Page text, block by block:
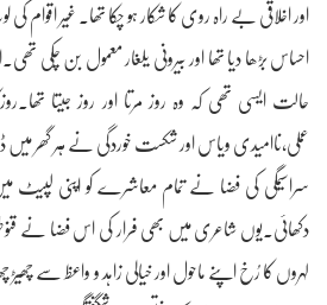
اور اخلاقی بے راہ روی کا شکار ہو چکا تھا۔ غیر اقوام
احساس بڑھا دیا تھا اور بیرونی یلغار معمول بن چکی
حالت ایسی تھی کہ وہ روز مرتا اور روز جیتا
عملی،ناامیدی ویاس اور شکست خوردگی نے ہر گھر
سراسیمگی کی فضا نے تمام معاشرے کو اپنی لپیٹ
دکھائی۔یوں شاعری میں بھی فرار کی اس فضا نے
لہروں کا رُخ اپنے ماحول اور خیالی زاہد و واعظ سے چھیڑ